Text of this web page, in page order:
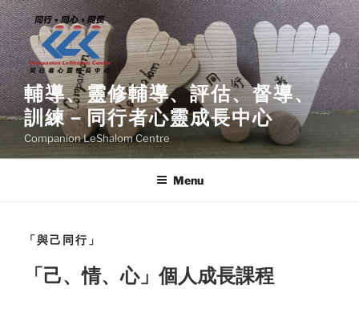
Skip
to
content
輔導、靈修輔導、評估、督導、
訓練－同行者心靈成長中心
Companion LeShalom Centre
Menu
「與己同行」
「己、情、心」個人成長課程